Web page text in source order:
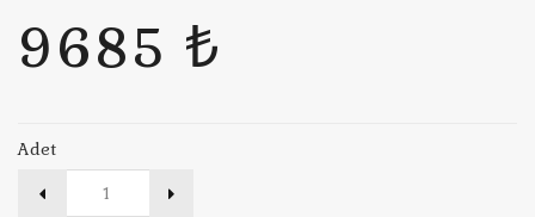
9685 ₺
Adet